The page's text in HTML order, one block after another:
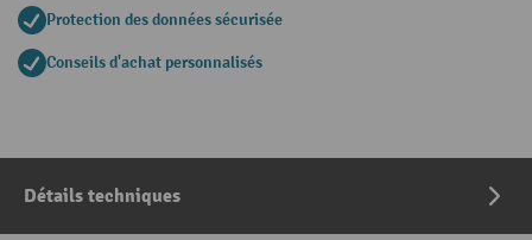
Protection des données sécurisée
Conseils d'achat personnalisés
Détails techniques